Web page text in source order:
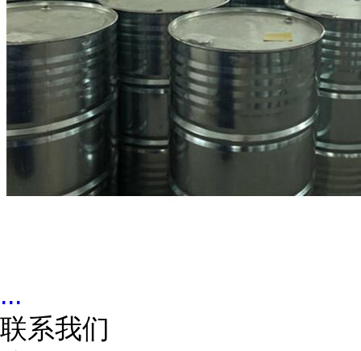
...
联系我们